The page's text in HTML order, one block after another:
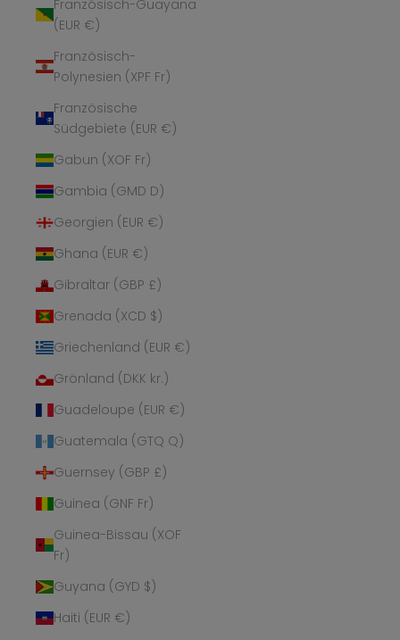
Französisch-Guayana
(EUR €)
Französisch-
Polynesien (XPF Fr)
Französische
Südgebiete (EUR €)
Gabun (XOF Fr)
Gambia (GMD D)
Georgien (EUR €)
Ghana (EUR €)
Gibraltar (GBP £)
Grenada (XCD $)
Griechenland (EUR €)
Grönland (DKK kr.)
Guadeloupe (EUR €)
Guatemala (GTQ Q)
Guernsey (GBP £)
Guinea (GNF Fr)
Guinea-Bissau (XOF
Fr)
Guyana (GYD $)
Haiti (EUR €)